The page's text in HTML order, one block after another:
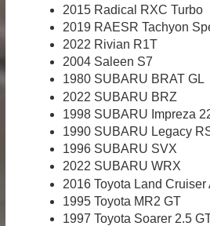
2015 Radical RXC Turbo
2019 RAESR Tachyon
2022 Rivian R1T
2004 Saleen S7
1980 SUBARU BRAT GL
2022 SUBARU BRZ
1998 SUBARU Impreza
1990 SUBARU Legacy
1996 SUBARU SVX
2022 SUBARU WRX
2016 Toyota Land Cruiser
1995 Toyota MR2 GT
1997 Toyota Soarer 2.5